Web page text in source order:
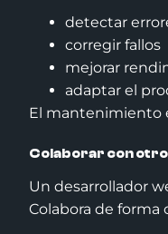
detectar
corregir fallos
mejorar
adaptar el
El mantenimiento
Colaborar con
Un desarrollador
Colabora de forma